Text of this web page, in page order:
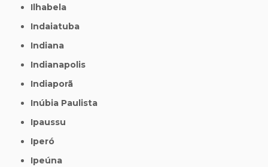
Ilhabela
Indaiatuba
Indiana
Indianapolis
Indiaporã
Inúbia Paulista
Ipaussu
Iperó
Ipeúna